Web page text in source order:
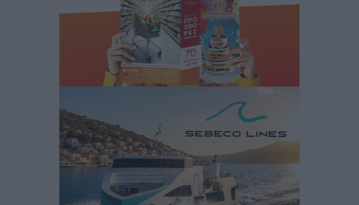
Τα φοιτητικά ενοίκια «τινάζουν στον αέρα» τους
οικογενειακούς προϋπολογισμούς
Ειδήσεις• πριν 22 ώρες
Δύο νέοι ξενώνες παραδόθηκαν στις Ένοπλες
Δυνάμεις στη νήσο Ρω
Τοπικές Ειδήσεις• πριν 22 ώρες